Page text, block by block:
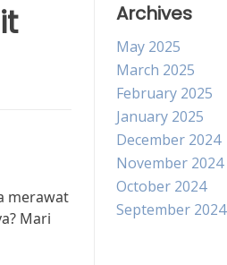
merawat
Mari
Archives
May 2025
March 2025
February 2025
January 2025
December 2024
November 2024
October 2024
September 2024